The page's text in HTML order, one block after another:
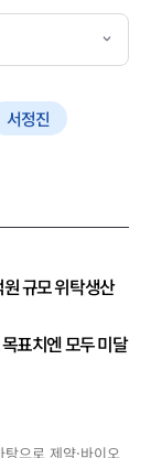
서정진
규모 위탁생산
표치엔 모두 미달
으로 제약·바이오